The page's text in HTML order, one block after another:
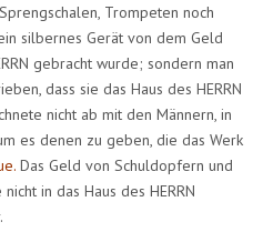
Trompeten noch
silbernes Gerät von dem Geld
gebracht wurde; sondern man
dass sie das Haus des HERRN
nicht ab mit den Männern, in
es denen zu geben, die das Werk
Das Geld von Schuldopfern und
in das Haus des HERRN